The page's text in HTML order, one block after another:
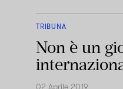
TRIBUNA
Non è un
02 Aprile 2019